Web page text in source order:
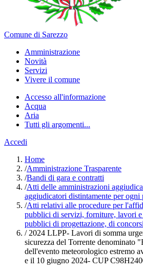
Comune di Sarezzo
Amministrazione
Novità
Servizi
Vivere il comune
Accesso all'informazione
Acqua
Aria
Tutti gli argomenti...
Accedi
Home
/Amministrazione Trasparente
/Bandi di gara e contratti
/Atti delle amministrazioni
aggiudicatori distintamente per ogni
/Atti relativi alle procedure per
pubblici di servizi, forniture, lavori e
pubblici di progettazione, di
/2024 LLPP- Lavori di somma
sicurezza del Torrente denominato
dell'evento meteorologico estremo
e il 10 giugno 2024- CUP